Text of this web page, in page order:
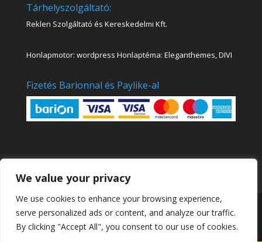
We value your privacy
We use cookies to enhance your browsing experience,
serve personalized ads or content, and analyze our traffic.
By clicking "Accept All", you consent to our use of cookies.
Tárhelyszolgáltató:
Reklen Szolgáltató és Kereskedelmi Kft.
Honlapmotor: wordpress Honlaptéma: Eleganthemes, DIVI
Fizetés Barionnal és Paylike-al
Kinva Art Akadémia Online Festő és Rajztanfolyamok
| Sensei